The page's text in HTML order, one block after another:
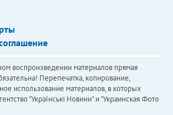
воспроизведении материалов прямая
Перепечатка, копирование,
использование материалов, в которых
"Українськi Новини" и "Украинская Фото